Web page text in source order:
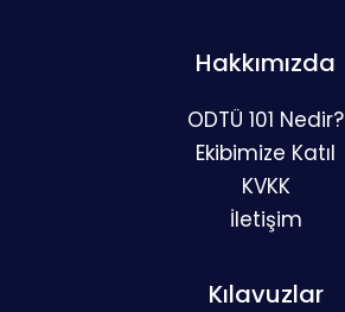
Hakkımızda
ODTÜ 101 Nedir?
Ekibimize Katıl
KVKK
İletişim
Kılavuzlar